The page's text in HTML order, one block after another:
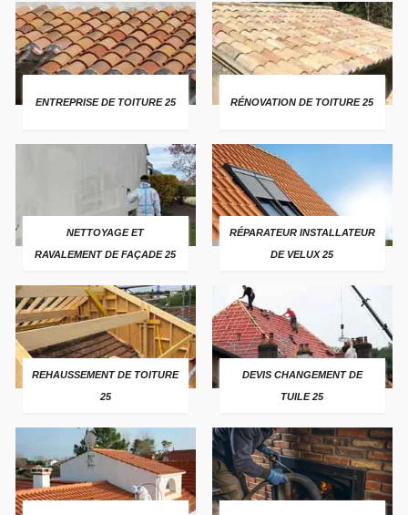
ENTREPRISE DE TOITURE 25 RÉNOVATION DE TOITURE 25
NETTOYAGE ET
RAVALEMENT DE FAÇADE 25
RÉPARATEUR INSTALLATEUR
DE VELUX 25
REHAUSSEMENT DE TOITURE
25
DEVIS CHANGEMENT DE
TUILE 25